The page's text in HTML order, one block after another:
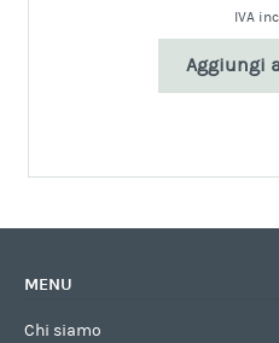
IVA
Aggiungi
MENU
Chi siamo